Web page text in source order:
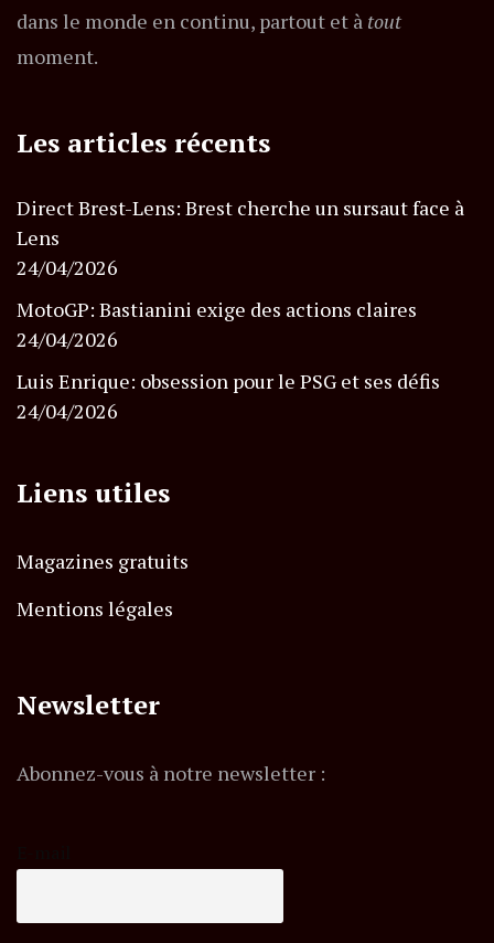
dans le monde en continu, partout et à tout
moment.
Les articles récents
Direct Brest-Lens: Brest cherche un sursaut face à
Lens
24/04/2026
MotoGP: Bastianini exige des actions claires
24/04/2026
Luis Enrique: obsession pour le PSG et ses défis
24/04/2026
Liens utiles
Magazines gratuits
Mentions légales
Newsletter
Abonnez-vous à notre newsletter :